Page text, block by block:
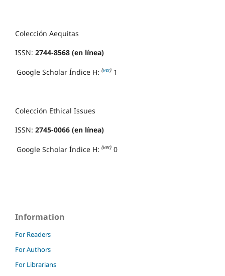
Colección Aequitas
ISSN: 2744-8568 (en línea)
Google Scholar Índice H: (ver) 1
Colección Ethical Issues
ISSN: 2745-0066 (en línea)
Google Scholar Índice H: (ver) 0
Information
For Readers
For Authors
For Librarians